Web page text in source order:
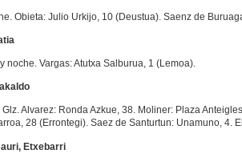
Obieta: Julio Urkijo, 10 (Deustua). Saenz de
noche. Vargas: Atutxa Salburua, 1 (Lemoa).
Glz. Alvarez: Ronda Azkue, 38. Moliner: Plaza
28 (Errontegi). Saez de Santurtun: Unamuno, 4.
Etxebarri